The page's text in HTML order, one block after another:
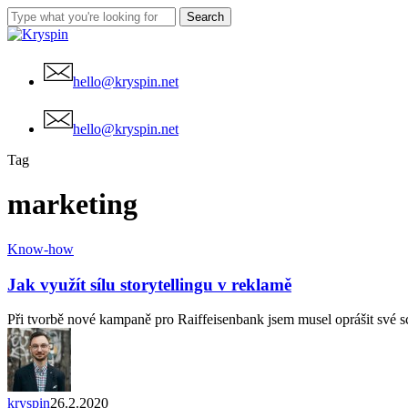
Skip
to
content
Search
Close
hello@kryspin.net
hello@kryspin.net
Tag
marketing
Jak
sílu
storytellingu
v
reklamě
Know-how
Jak využít sílu storytellingu v reklamě
Při tvorbě nové kampaně pro Raiffeisenbank jsem musel oprášit
kryspin26.2.2020